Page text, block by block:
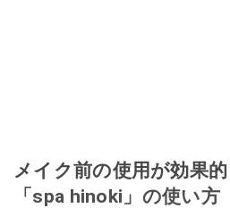
メイク前の使用が効果
「spa hinoki」の使い方